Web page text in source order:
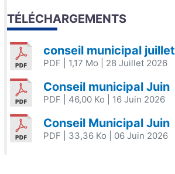
TÉLÉCHARGEMENTS
conseil municipal juillet
PDF | 1,17 Mo | 28 Juillet 2026
Conseil municipal Juin
PDF | 46,00 Ko | 16 Juin 2026
Conseil Municipal Juin
PDF | 33,36 Ko | 06 Juin 2026